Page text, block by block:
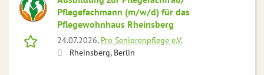
Pflegefachmann (m/w/d) für das
Pflegewohnhaus Rheinsberg
24.07.2026, Pro Seniorenpflege e.V.
Rheinsberg, Berlin